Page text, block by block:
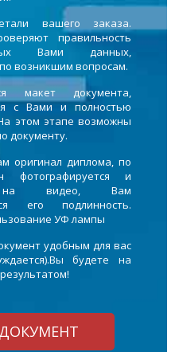
вашего заказа.
правильность
Вами данных,
возникшим вопросам.
макет документа,
с Вами и полностью
этом этапе возможны
документу.
оригинал диплома, по
фотографируется и
на видео, Вам
его подлинность.
УФ лампы
удобным для вас
будете на